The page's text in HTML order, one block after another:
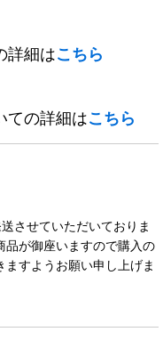
詳細はこちら
ての詳細はこちら
させていただいておりま
品が御座いますので購入の
すようお願い申し上げま